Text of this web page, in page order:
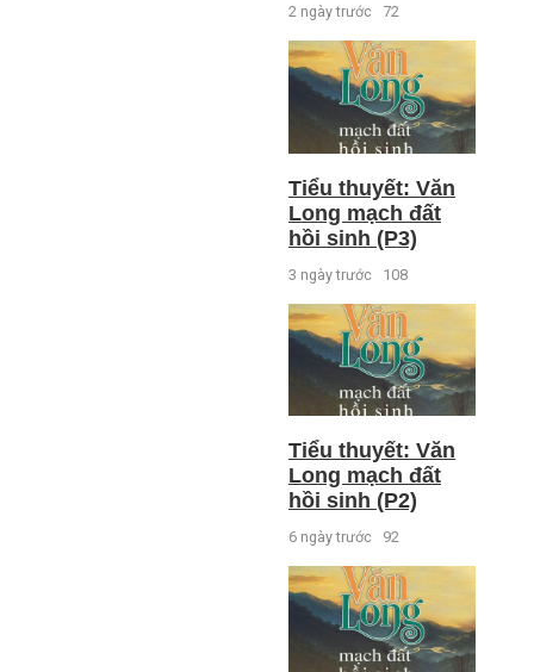
2 ngày trước 72
Tiểu thuyết: Văn
Long mạch đất
hồi sinh (P3)
3 ngày trước 108
Tiểu thuyết: Văn
Long mạch đất
hồi sinh (P2)
6 ngày trước 92